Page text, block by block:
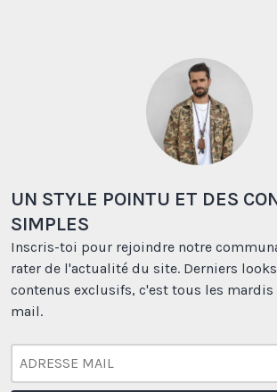
UN STYLE POINTU ET DES
SIMPLES
Inscris-toi pour rejoindre notre
rater de l'actualité du site. Derniers
contenus exclusifs, c'est tous les
mail.